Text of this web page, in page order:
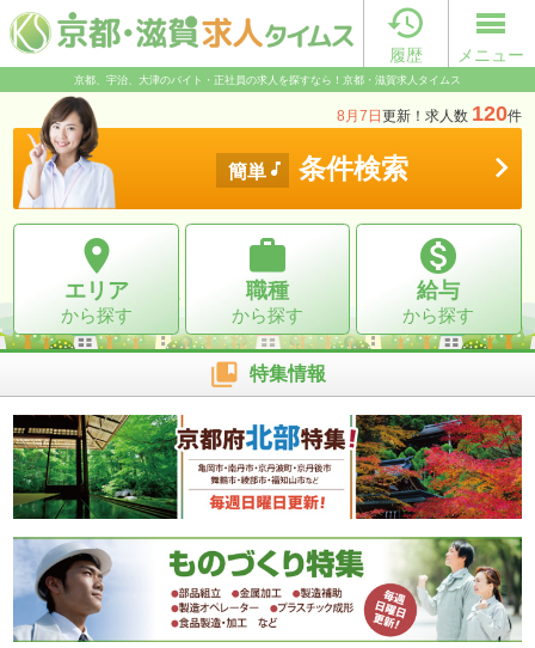

履歴 メニュー
京都、宇治、大津のバイト・正社員の求人を探すなら！京都・滋賀求人タイムス
8月7日 更新！求人数 120件
簡単  条件検索 

エリア
から探す

職種
から探す

給与
から探す
 特集情報